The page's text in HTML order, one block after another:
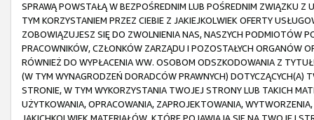
SPRAWĄ POWSTAŁĄ W BEZPOŚREDNIM LUB POŚREDNIM ZWIĄZKU
TYM KORZYSTANIEM PRZEZ CIEBIE Z JAKIEJKOLWIEK OFERTY
ZOBOWIĄZUJESZ SIĘ DO ZWOLNIENIA NAS, NASZYCH PODMIOTÓW
PRACOWNIKÓW, CZŁONKÓW ZARZĄDU I POZOSTAŁYCH ORGANÓW
RÓWNIEŻ DO WYPŁACENIA WW. OSOBOM ODSZKODOWANIA Z
(W TYM WYNAGRODZEŃ DORADCÓW PRAWNYCH) DOTYCZĄCYCH(A)
STRONIE, W TYM WYKORZYSTANIA TWOJEJ STRONY LUB TAKICH
UŻYTKOWANIA, OPRACOWANIA, ZAPROJEKTOWANIA,